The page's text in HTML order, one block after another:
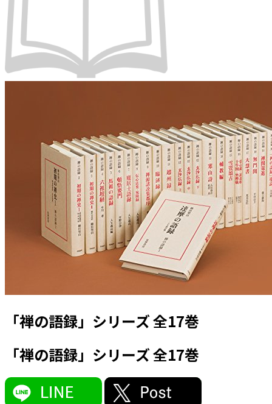
「禅の語録」シリーズ 全17巻
「禅の語録」シリーズ 全17巻